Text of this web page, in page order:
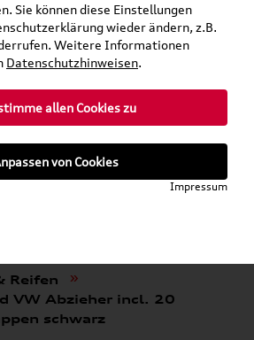
Reifen »
VW Abzieher incl. 20
schwarz
Sie können diese Einstellungen
wieder ändern, z.B.
Weitere Informationen
Datenschutzhinweisen.
allen Cookies zu
von Cookies
Impressum